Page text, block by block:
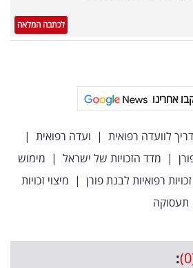
לכתבה המלאה
אחרינו
לוועדה רפואית | ועדה רפואית |
| מדד הזכויות של ישראל | מימוש
רפואיות לבנת פורן | מיצוי זכויות
תעסוקה
: